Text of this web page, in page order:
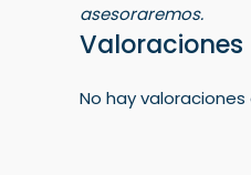
asesoraremos.
Valoraciones
No hay valoraciones